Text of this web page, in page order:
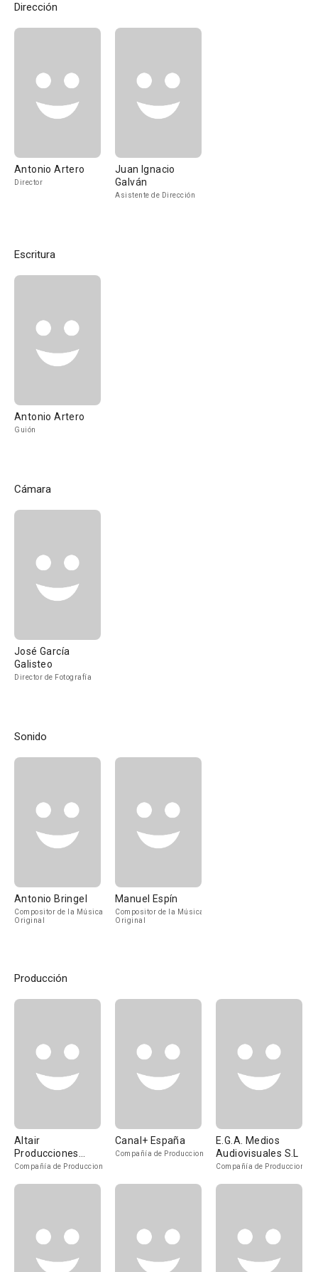
Dirección
Antonio Artero
Director
Juan Ignacio
Galván
Asistente de Dirección
Escritura
Antonio Artero
Guión
Cámara
José García
Galisteo
Director de Fotografía
Sonido
Antonio Bringel
Compositor de la Música
Original
Manuel Espín
Compositor de la Música
Original
Producción
Altair
Producciones
Cinematográficas
Compañía de Produccion
Canal+ España
Compañía de Produccion
E.G.A. Medios
Audiovisuales S.L
Compañía de Produccion